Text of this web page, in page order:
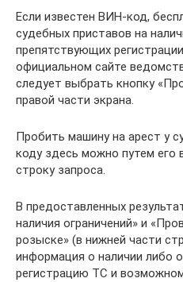
Если известен ВИН-код,
судебных приставов на
препятствующих
официальном сайте
следует выбрать кнопку
правой части экрана.
Пробить машину на арест у
коду здесь можно путем его
строку запроса.
В предоставленных
наличия ограничений» и
розыске» (в нижней части
информация о наличии либо
регистрацию ТС и